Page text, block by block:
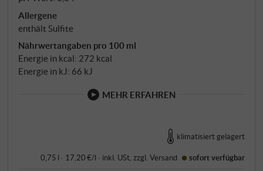
Allergene
enthält Sulfite
Nährwertangaben pro 100 ml
Energie in kcal: 272 kcal
Energie in kJ: 66 kJ
MEHR ERFAHREN
klimatisiert gelagert
0,75 l · 17,20 €/l · inkl. USt, zzgl.Versand sofort verfügbar